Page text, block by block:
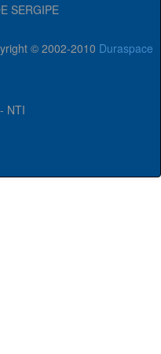
SERGIPE
© 2002-2010 Duraspace
NTI